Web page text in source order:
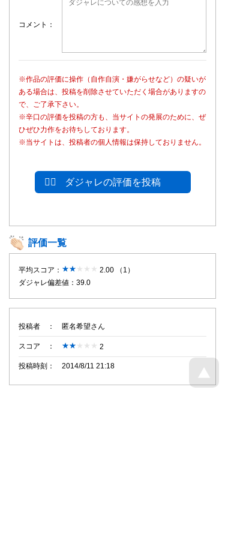
コメント
※作品の評価に操作（自作自演・嫌がらせなど）の疑いが
ある場合は、投稿を削除させていただく場合がありますの
で、ご了承下さい。
※辛口の評価を投稿の方も、当サイトの発展のために、ぜ
ひぜひ力作をお待ちしております。
※当サイトは、投稿者の個人情報は保持しておりません。
ダジャレの評価を投稿
評価一覧
平均スコア：
2.00 （1）
ダジャレ偏差値：39.0
投稿者 匿名希望さん
スコア 2
投稿時刻 2014/8/11 21:18